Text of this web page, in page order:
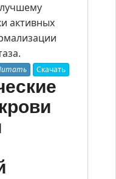
активных
Скачать